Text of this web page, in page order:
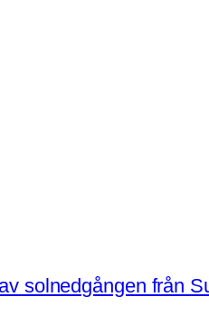
solnedgången från